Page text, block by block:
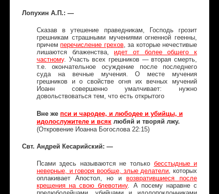
Лопухин А.П.: —
Сказав в утешение праведникам, Господь грозит
грешникам страшными мучениями огненной геенны,
причемперечисление грехов, за которые нечестивые
лишаются блаженства,идет от более общего к
частному. Участь всех грешников — вторая смерть,
т.е. окончательное осуждение после последнего
суда на вечные мучения. О месте мучения
грешников и о свойстве огня их вечных мучений
Иоанн совершенно умалчивает: нужно
довольствоваться тем, что есть открытого
Вне же пси и чародее, и любодее и убийцы, и
идолослужителе и всяк любяй и творяй лжу.
(Откровение Иоанна Богослова 22:15)
Свт. Андрей Кесарийский: —
Псами здесь называются не только бесстыдные и
неверные, и говоря вообще, злые делатели, которых
оплакивает Апостол, но и
возвратившиеся после
крещения на свою блевотину. А посему наравне с